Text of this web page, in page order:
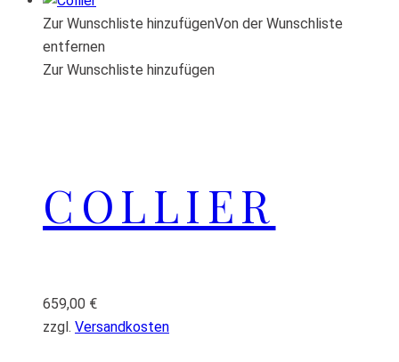
Zur Wunschliste hinzufügenVon der Wunschliste
entfernen
Zur Wunschliste hinzufügen
COLLIER
659,00 €
zzgl. Versandkosten